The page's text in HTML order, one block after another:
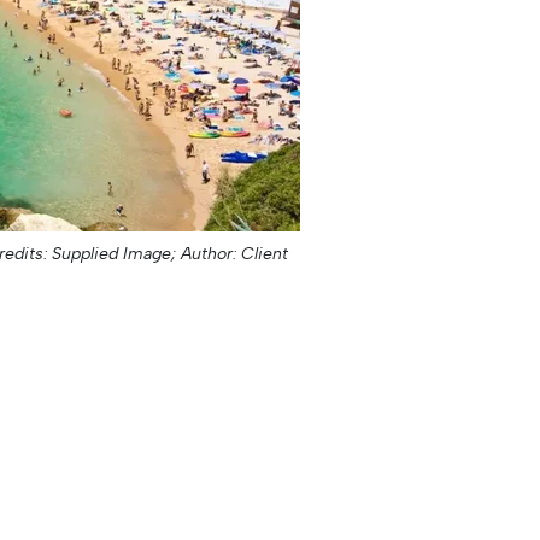
Supplied Image; Author: Client;